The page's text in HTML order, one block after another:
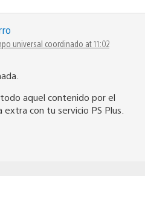
universal coordinado at 11:02
aquel contenido por el
con tu servicio PS Plus.